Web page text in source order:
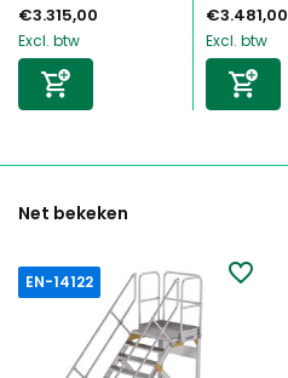
€3.315,00
Excl. btw
€3.481,00
Excl. btw
Net bekeken
EN-14122